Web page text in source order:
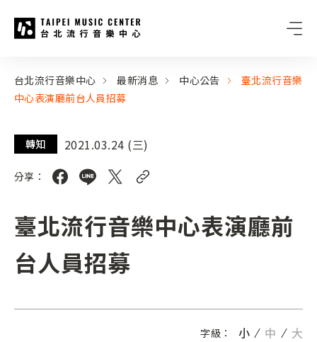
:::
台北流行音樂中心 最新消息 中心公告
臺北流行音樂
中心表演廳前台人員招募
轉知 2021.03.24 (三)
分享：
臺北流行音樂中心表演廳前
台人員招募
字級： 小 中 大